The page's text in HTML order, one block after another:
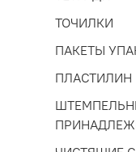
ТОЧИЛКИ
ПАКЕТЫ
ПЛАСТИЛИН